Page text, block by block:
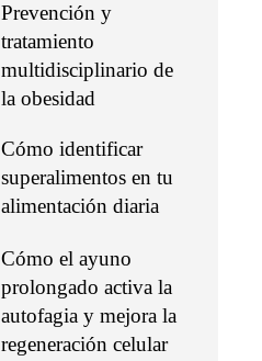
Prevención y
tratamiento
multidisciplinario de
la obesidad
Cómo identificar
superalimentos en tu
alimentación diaria
Cómo el ayuno
prolongado activa la
autofagia y mejora la
regeneración celular